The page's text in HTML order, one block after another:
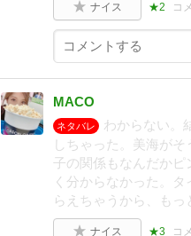
ナイス ★2 コ
MACO
ネタバレ
わからない。
しちゃった。美海が
子の関係もなんだかピ
く分からなかった。
らえちゃうから、も
ナイス ★3 コ